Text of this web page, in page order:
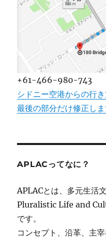
+61-466-980-743
シドニー空港からの行
最後の部分だけ修正しま
APLACってなに？
APLACとは、多元生
Pluralistic Life and
です。
コンセプト、沿革、主